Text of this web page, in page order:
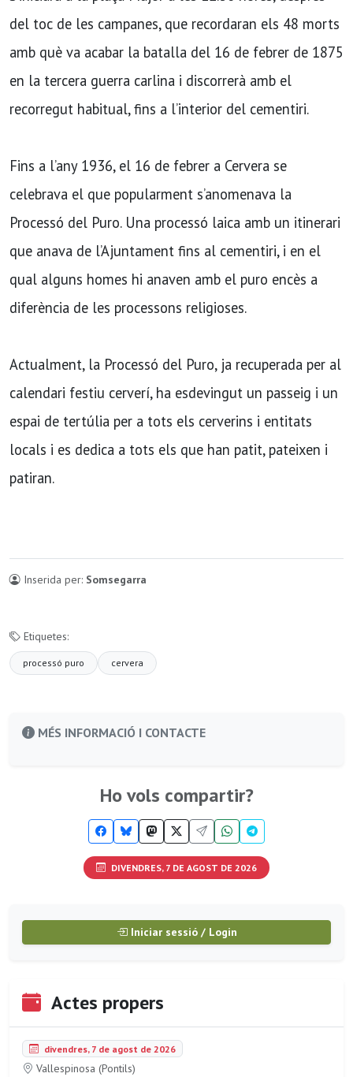
del toc de les campanes, que recordaran els 48 morts
amb què va acabar la batalla del 16 de febrer de 1875
en la tercera guerra carlina i discorrerà amb el
recorregut habitual, fins a l’interior del cementiri.
Fins a l’any 1936, el 16 de febrer a Cervera se
celebrava el que popularment s’anomenava la
Processó del Puro. Una processó laica amb un itinerari
que anava de l’Ajuntament fins al cementiri, i en el
qual alguns homes hi anaven amb el puro encès a
diferència de les processons religioses.
Actualment, la Processó del Puro, ja recuperada per al
calendari festiu cerverí, ha esdevingut un passeig i un
espai de tertúlia per a tots els cerverins i entitats
locals i es dedica a tots els que han patit, pateixen i
patiran.
Inserida per: Somsegarra
Etiquetes:
processó puro cervera
MÉS INFORMACIÓ I CONTACTE
Ho vols compartir?
DIVENDRES, 7 DE AGOST DE 2026
Iniciar sessió / Login
Actes propers
divendres, 7 de agost de 2026
Vallespinosa (Pontils)